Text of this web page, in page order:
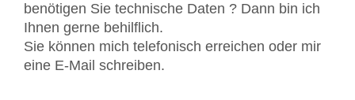
benötigen Sie technische Daten ? Dann bin ich
Ihnen gerne behilflich.
Sie können mich telefonisch erreichen oder mir
eine E-Mail schreiben.